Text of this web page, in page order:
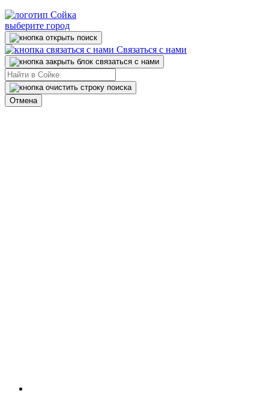
выберите город
Связаться с нами
Отмена